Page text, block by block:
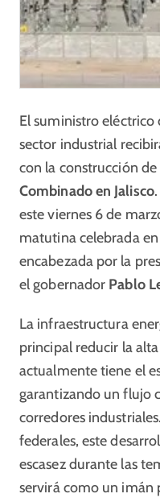
El suministro
sector industrial
con la construcción
Combinado en Jalisco
este viernes 6 de
matutina celebrada
encabezada por la
el gobernador Pablo
La infraestructura
principal reducir la
actualmente tiene el
garantizando un flujo
corredores
federales, este
escasez durante las
servirá como un imán